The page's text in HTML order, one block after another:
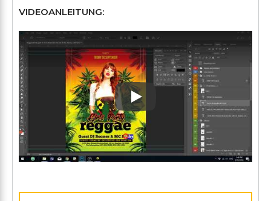
VIDEOANLEITUNG:
Play: Keynote (Google I/O